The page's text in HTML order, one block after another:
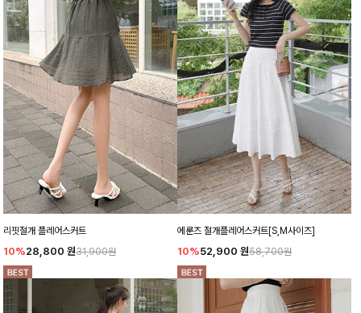
리핏절개 플레어스커트
10%28,800 원31,900원
에룬즈 절개플레어스커트[S,M사이즈]
10%52,900 원58,700원